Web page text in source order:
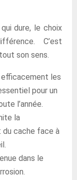
dure, le choix
C’est
son sens.
les
pour un
l’année.
la
cache face à
dans le